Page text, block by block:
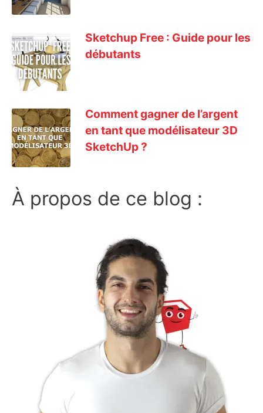
Sketchup Free : Guide pour les
débutants
Comment gagner de l’argent
en tant que modélisateur 3D
SketchUp ?
À propos de ce blog :